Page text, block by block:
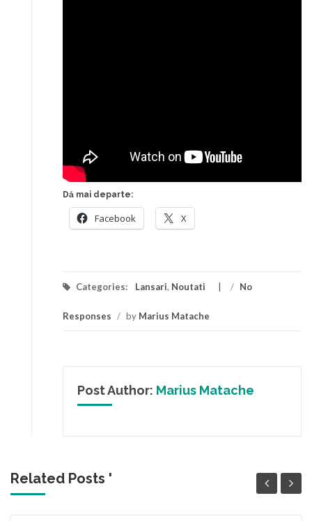
Dă mai departe:
Facebook X
Categories: Lansari, Noutati / No
Responses / by Marius Matache
Post Author: Marius Matache
Related Posts '